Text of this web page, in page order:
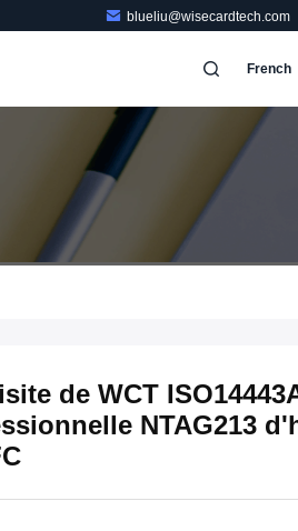
blueliu@wisecardtech.com
French
de WCT
NTAG213